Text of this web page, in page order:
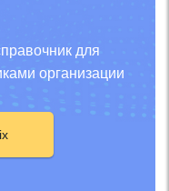
для
организации